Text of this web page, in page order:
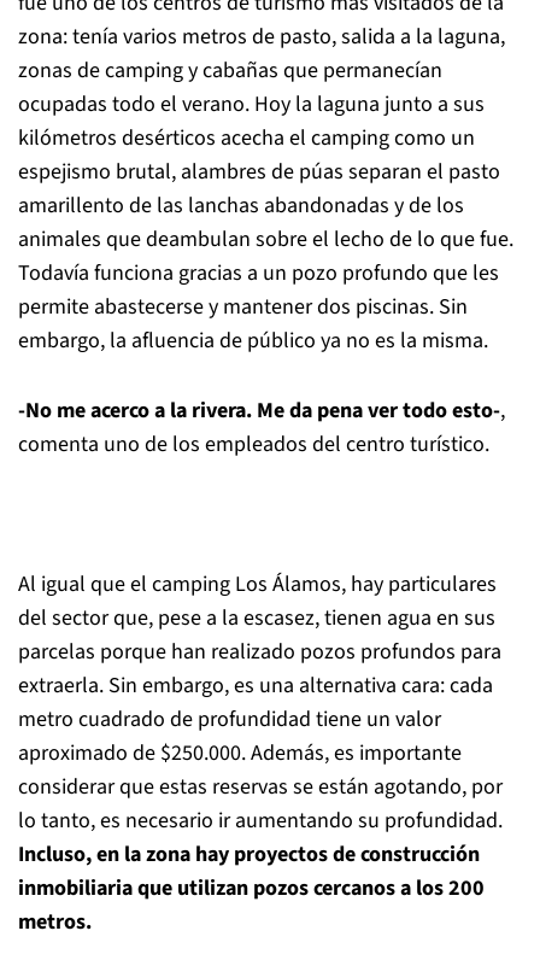
zona: tenía varios metros de pasto, salida a la laguna,
zonas de camping y cabañas que permanecían
ocupadas todo el verano. Hoy la laguna junto a sus
kilómetros desérticos acecha el camping como un
espejismo brutal, alambres de púas separan el pasto
amarillento de las lanchas abandonadas y de los
animales que deambulan sobre el lecho de lo que fue.
Todavía funciona gracias a un pozo profundo que les
permite abastecerse y mantener dos piscinas. Sin
embargo, la afluencia de público ya no es la misma.
-No me acerco a la rivera. Me da pena ver todo esto-,
comenta uno de los empleados del centro turístico.
Al igual que el camping Los Álamos, hay particulares
del sector que, pese a la escasez, tienen agua en sus
parcelas porque han realizado pozos profundos para
extraerla. Sin embargo, es una alternativa cara: cada
metro cuadrado de profundidad tiene un valor
aproximado de $250.000. Además, es importante
considerar que estas reservas se están agotando, por
lo tanto, es necesario ir aumentando su profundidad.
Incluso, en la zona hay proyectos de construcción
inmobiliaria que utilizan pozos cercanos a los 200
metros.